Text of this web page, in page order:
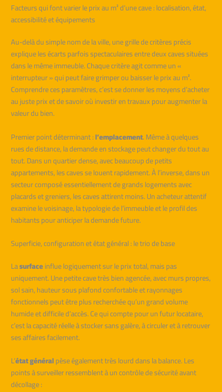
Facteurs qui font varier le prix au m² d’une cave : localisation, état,
accessibilité et équipements
Au-delà du simple nom de la ville, une grille de critères précis
explique les écarts parfois spectaculaires entre deux caves situées
dans le même immeuble. Chaque critère agit comme un «
interrupteur » qui peut faire grimper ou baisser le prix au m².
Comprendre ces paramètres, c’est se donner les moyens d’acheter
au juste prix et de savoir où investir en travaux pour augmenter la
valeur du bien.
Premier point déterminant :l’emplacement. Même à quelques
rues de distance, la demande en stockage peut changer du tout au
tout. Dans un quartier dense, avec beaucoup de petits
appartements, les caves se louent rapidement. À l’inverse, dans un
secteur composé essentiellement de grands logements avec
placards et greniers, les caves attirent moins. Un acheteur attentif
examine le voisinage, la typologie de l’immeuble et le profil des
habitants pour anticiper la demande future.
Superficie, configuration et état général : le trio de base
Lasurfaceinflue logiquement sur le prix total, mais pas
uniquement. Une petite cave très bien agencée, avec murs propres,
sol sain, hauteur sous plafond confortable et rayonnages
fonctionnels peut être plus recherchée qu’un grand volume
humide et difficile d’accès. Ce qui compte pour un futur locataire,
c’est la capacité réelle à stocker sans galère, à circuler et à retrouver
ses affaires facilement.
L’état généralpèse également très lourd dans la balance. Les
points à surveiller ressemblent à un contrôle de sécurité avant
décollage :